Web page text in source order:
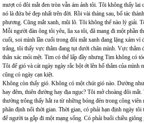
mượt có đôi mắt đen tròn vẫn ám ảnh tôi. Tôi không thấy lai
nó là đứa bé đẹp nhất trên đời. Rồi vài tháng sau, bố tác
phương. Cũng mắt xanh, mũi lõ. Tôi không thể nào lý giải.
Mỗi người đàn ông tôi yêu, lìa xa tôi, đã mang đi một phần
cuối, soi mình lần cuối trong đôi mắt xanh đang lặng xám vì
trắng, tôi thấy vực thẳm đang tụt dưới chân mình. Vực thẳm
thân xác mỏi mệt. Tim có thể lấp đầy nhưng Tim không có
Tôi để gió và cát ngày ngày rắc bột ớt lên hố thẳm của mình
cũng có ngày cạn kiệt.
Không còn thấy gió. Không có một chút gió nào. Dường
hay đêm, thiên đường hay địa ngục? Tôi mở choàng đôi
thường trông thấy hắt ra từ những bóng đèn trong công viên
phân định nổi thời gian. Thời gian, có phải hạn định ngày tôi
để người ta gắp đi một mạng sống. Có phải buổi chiều